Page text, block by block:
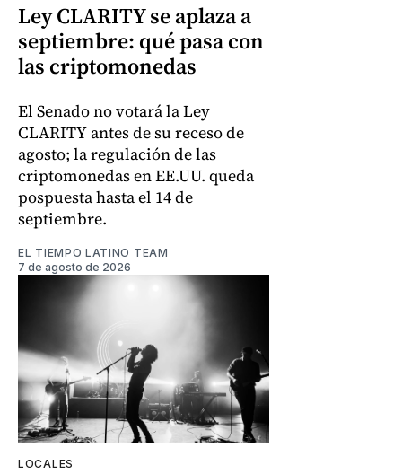
Ley CLARITY se aplaza a
septiembre: qué pasa con
las criptomonedas
El Senado no votará la Ley
CLARITY antes de su receso de
agosto; la regulación de las
criptomonedas en EE.UU. queda
pospuesta hasta el 14 de
septiembre.
EL TIEMPO LATINO TEAM
7 de agosto de 2026
LOCALES